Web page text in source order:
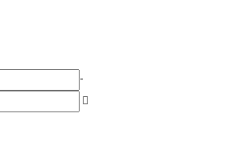
-